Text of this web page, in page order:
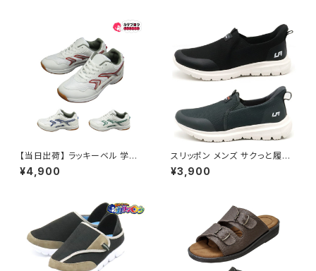
【当日出荷】 ラッキーベル 学生
内履き 体育館履き アクト801
スニーカー ローカット メンズ レ
¥4,900
スリッポン メンズ サクっと履け
る L204 LARKINS
¥3,900